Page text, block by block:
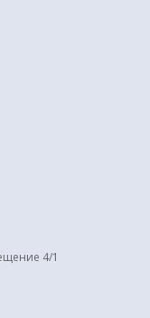
4/1